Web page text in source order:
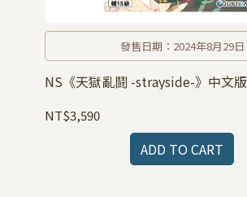
發售日期：2024年8月29日
NS《天獄亂鬪 -strayside-》中文版
NT$3,590
ADD TO CART